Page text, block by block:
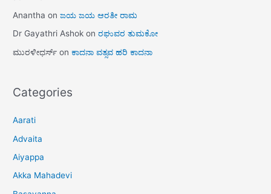
Anantha onಜಯ ಜಯ ಆರತೀ ರಾಮ
Dr Gayathri Ashok onರಘುವರ ತುಮಕೋ
ಮುರಳೀಧರ್ಸ್ onಕಾದನಾ ವತ್ಸವ ಹರಿ ಕಾದನಾ
Categories
Aarati
Advaita
Aiyappa
Akka Mahadevi